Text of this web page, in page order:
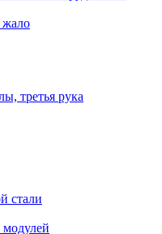
жало
третья рука
стали